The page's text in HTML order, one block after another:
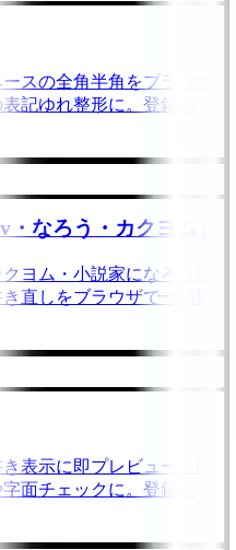
スの全角半角をブラウザ
記ゆれ整形に。登録不
なろう・カクヨム）
ヨム・小説家になろう形
直しをブラウザで一括処
表示に即プレビュー。同
面チェックに。登録不